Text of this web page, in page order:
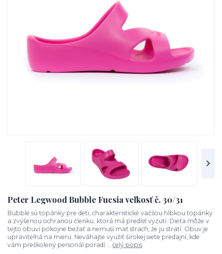
Peter Legwood Bubble Fucsia veľkosť č. 30/31
Bubble sú topánky pre deti, charakteristické väčšou hĺbkou topánky
a zvýšenou ochranou členku, ktorá má predísť vyzutí. Dieťa môže v
tejto obuvi pokojne bežať a nemusí mať strach, že ju stratí. Obuv je
upraviteľná na mieru. Neváhajte využiť širokej siete predajní, kde
vám preškolený personál poradí ... celý popis